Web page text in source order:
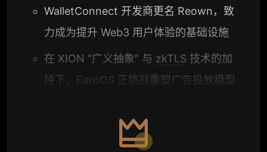
WalletConnect 开发商更名 Reown，致
力成为提升 Web3 用户体验的基础设施
在 XION “广义抽象” 与 zkTLS 技术的加
持下，EarnOS 正挑战重塑广告投放模型